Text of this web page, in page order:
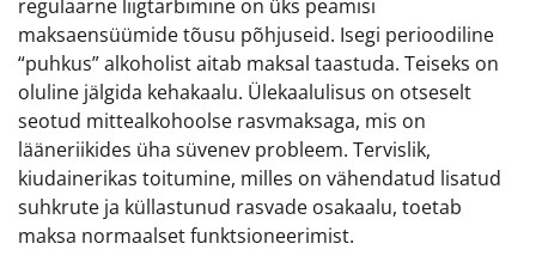
regulaarne liigtarbimine on üks peamisi
maksaensüümide tõusu põhjuseid. Isegi perioodiline
“puhkus” alkoholist aitab maksal taastuda. Teiseks on
oluline jälgida kehakaalu. Ülekaalulisus on otseselt
seotud mittealkohoolse rasvmaksaga, mis on
lääneriikides üha süvenev probleem. Tervislik,
kiudainerikas toitumine, milles on vähendatud lisatud
suhkrute ja küllastunud rasvade osakaalu, toetab
maksa normaalset funktsioneerimist.